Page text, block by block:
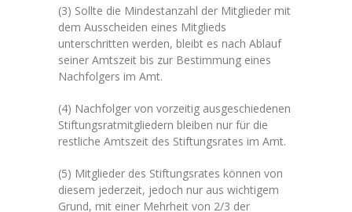
(3) Sollte die Mindestanzahl der Mitglieder mit
dem Ausscheiden eines Mitglieds
unterschritten werden, bleibt es nach Ablauf
seiner Amtszeit bis zur Bestimmung eines
Nachfolgers im Amt.
(4) Nachfolger von vorzeitig ausgeschiedenen
Stiftungsratmitgliedern bleiben nur für die
restliche Amtszeit des Stiftungsrates im Amt.
(5) Mitglieder des Stiftungsrates können von
diesem jederzeit, jedoch nur aus wichtigem
Grund, mit einer Mehrheit von 2/3 der